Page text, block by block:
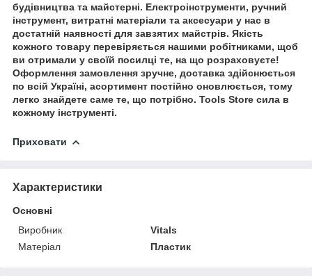
будівництва та майстерні. Електроінструменти, ручний
інструмент, витратні матеріали та аксесуари у нас в
достатній наявності для завзятих майстрів. Якість
кожного товару перевіряється нашими робітниками, щоб
ви отримали у своїй посилці те, на що розраховуєте!
Оформлення замовлення зручне, доставка здійснюється
по всій Україні, асортимент постійно оновлюється, тому
легко знайдете саме те, що потрібно. Tools Store сила в
кожному інструменті.
Приховати
Характеристики
Основні
Виробник
Vitals
Матеріал
Пластик